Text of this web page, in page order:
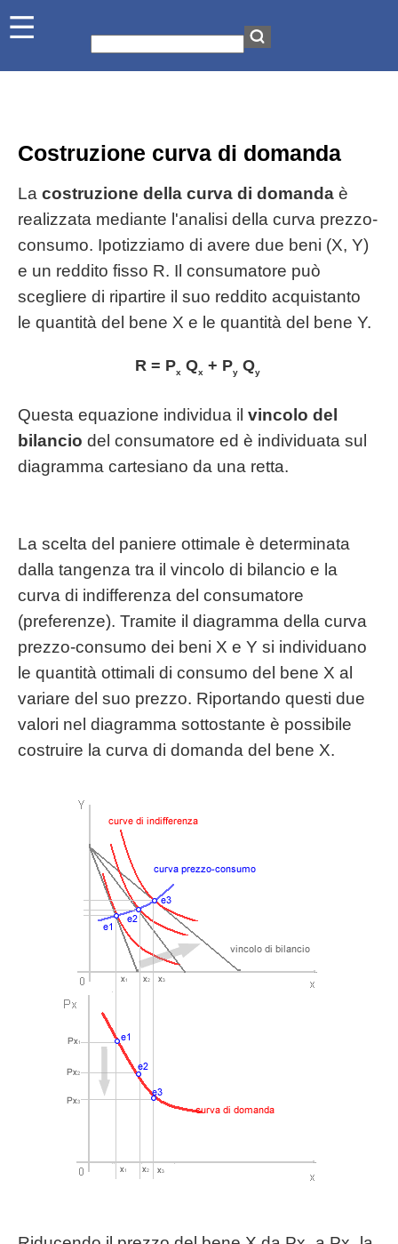
Costruzione curva di domanda
La costruzione della curva di domanda è
realizzata mediante l'analisi della curva prezzo-
consumo. Ipotizziamo di avere due beni (X, Y)
e un reddito fisso R. Il consumatore può
scegliere di ripartire il suo reddito acquistanto
le quantità del bene X e le quantità del bene Y.
R = Px Qx + Py Qy
Questa equazione individua il vincolo del
bilancio del consumatore ed è individuata sul
diagramma cartesiano da una retta.
La scelta del paniere ottimale è determinata
dalla tangenza tra il vincolo di bilancio e la
curva di indifferenza del consumatore
(preferenze). Tramite il diagramma della curva
prezzo-consumo dei beni X e Y si individuano
le quantità ottimali di consumo del bene X al
variare del suo prezzo. Riportando questi due
valori nel diagramma sottostante è possibile
costruire la curva di domanda del bene X.